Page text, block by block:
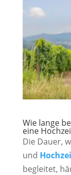
Wie lange
eine
Die Dauer,
und
begleitet,